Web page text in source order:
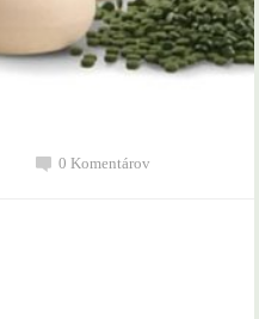
0 Komentárov